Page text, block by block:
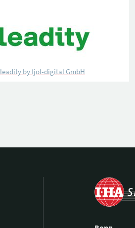
leadity by fjol-digital GmbH